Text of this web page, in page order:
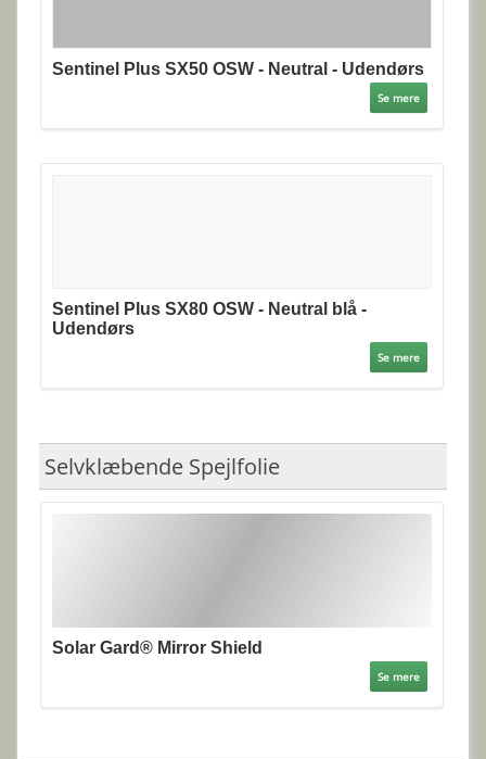
Sentinel Plus SX50 OSW - Neutral - Udendørs
Se mere
Sentinel Plus SX80 OSW - Neutral blå -
Udendørs
Se mere
Selvklæbende Spejlfolie
Solar Gard® Mirror Shield
Se mere